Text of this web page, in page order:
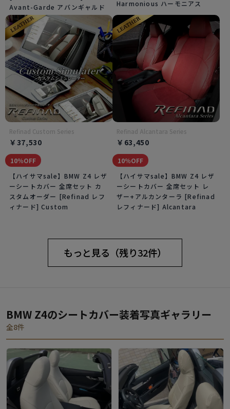
Avant-Garde アバンギャルド
Harmonious ハーモニアス
Refinad Custom Series
￥37,530
10％OFF
【ハイサマsale】BMW Z4 レザ
ーシートカバー 全席セット カ
スタムオーダー [Refinad レフ
ィナード] Custom
Refinad Alcantara Series
￥63,450
10％OFF
【ハイサマsale】BMW Z4 レザ
ーシートカバー 全席セット レ
ザー+アルカンターラ [Refinad
レフィナード] Alcantara
もっと見る（残り32件）
BMW Z4のシートカバー装着写真ギャラリー
全8件